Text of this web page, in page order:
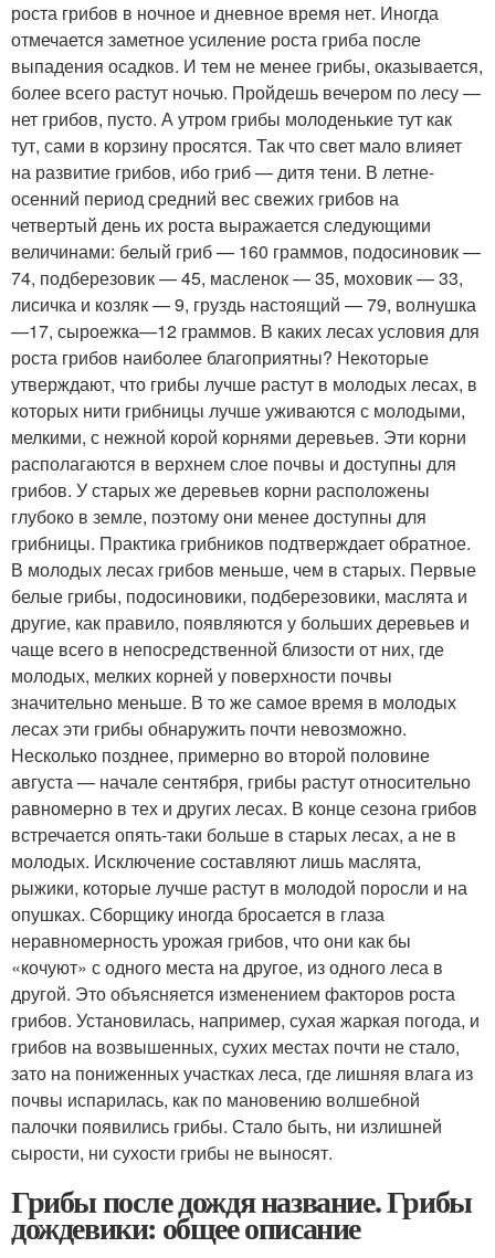
роста грибов в ночное и дневное время нет. Иногда
отмечается заметное усиление роста гриба после
выпадения осадков. И тем не менее грибы, оказывается,
более всего растут ночью. Пройдешь вечером по лесу —
нет грибов, пусто. А утром грибы молоденькие тут как
тут, сами в корзину просятся. Так что свет мало влияет
на развитие грибов, ибо гриб — дитя тени. В летне-
осенний период средний вес свежих грибов на
четвертый день их роста выражается следующими
величинами: белый гриб — 160 граммов, подосиновик —
74, подберезовик — 45, масленок — 35, моховик — 33,
лисичка и козляк — 9, груздь настоящий — 79, волнушка
—17, сыроежка—12 граммов. В каких лесах условия для
роста грибов наиболее благоприятны? Некоторые
утверждают, что грибы лучше растут в молодых лесах, в
которых нити грибницы лучше уживаются с молодыми,
мелкими, с нежной корой корнями деревьев. Эти корни
располагаются в верхнем слое почвы и доступны для
грибов. У старых же деревьев корни расположены
глубоко в земле, поэтому они менее доступны для
грибницы. Практика грибников подтверждает обратное.
В молодых лесах грибов меньше, чем в старых. Первые
белые грибы, подосиновики, подберезовики, маслята и
другие, как правило, появляются у больших деревьев и
чаще всего в непосредственной близости от них, где
молодых, мелких корней у поверхности почвы
значительно меньше. В то же самое время в молодых
лесах эти грибы обнаружить почти невозможно.
Несколько позднее, примерно во второй половине
августа — начале сентября, грибы растут относительно
равномерно в тех и других лесах. В конце сезона грибов
встречается опять-таки больше в старых лесах, а не в
молодых. Исключение составляют лишь маслята,
рыжики, которые лучше растут в молодой поросли и на
опушках. Сборщику иногда бросается в глаза
неравномерность урожая грибов, что они как бы
«кочуют» с одного места на другое, из одного леса в
другой. Это объясняется изменением факторов роста
грибов. Установилась, например, сухая жаркая погода, и
грибов на возвышенных, сухих местах почти не стало,
зато на пониженных участках леса, где лишняя влага из
почвы испарилась, как по мановению волшебной
палочки появились грибы. Стало быть, ни излишней
сырости, ни сухости грибы не выносят.
Грибы после дождя название. Грибы
дождевики: общее описание